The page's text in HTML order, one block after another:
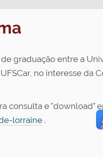
graduação entre a
no interesse da
consulta e "download"
lorraine .